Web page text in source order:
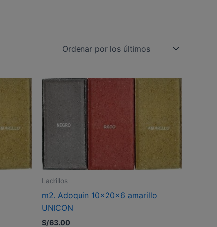
Ladrillos
m2. Adoquin 10x20x6 amarillo
UNICON
S/63.00